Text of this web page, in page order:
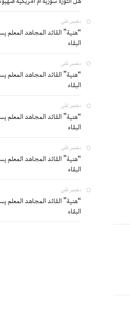
بشير على
“هنية” القائد المجاهد المعلم
البقاء
بشير على
“هنية” القائد المجاهد المعلم
البقاء
بشير على
“هنية” القائد المجاهد المعلم
البقاء
بشير على
“هنية” القائد المجاهد المعلم
البقاء
بشير على
“هنية” القائد المجاهد المعلم
البقاء